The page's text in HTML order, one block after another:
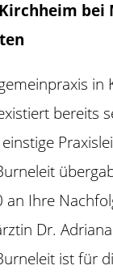
bei
in
bereits
an Ihre
Dr.
ist für